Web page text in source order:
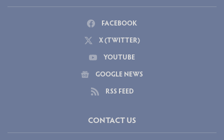
FACEBOOK
X (TWITTER)
YOUTUBE
GOOGLE NEWS
RSS FEED
CONTACT US